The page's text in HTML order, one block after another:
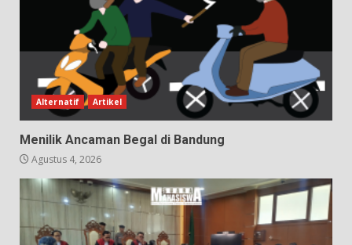
Alternatif Artikel
Menilik Ancaman Begal di Bandung
Agustus 4, 2026